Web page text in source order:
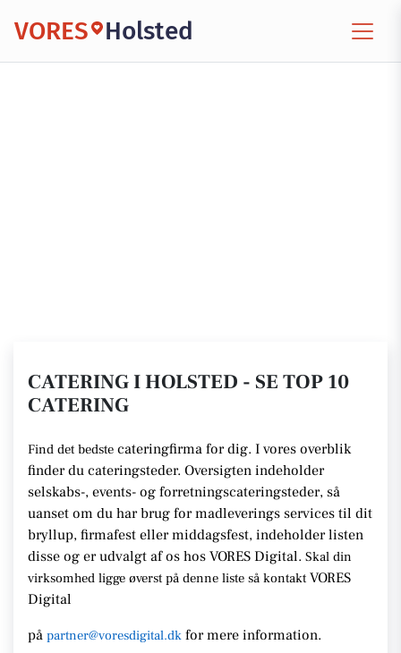
VORES Holsted
CATERING I HOLSTED - SE TOP 10
CATERING
Find det bedste cateringfirma for dig. I vores overblik
finder du cateringsteder. Oversigten indeholder
selskabs-, events- og forretningscateringsteder, så
uanset om du har brug for madleverings services til dit
bryllup, firmafest eller middagsfest, indeholder listen
disse og er udvalgt af os hos VORES Digital. Skal din
virksomhed ligge øverst på denne liste så kontakt VORES
Digital
på partner@voresdigital.dk for mere information.